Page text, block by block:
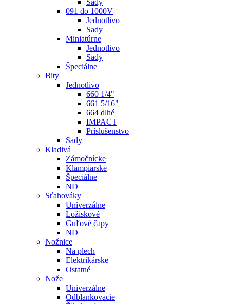
Sady
091 do 1000V
Jednotlivo
Sady
Miniatúrne
Jednotlivo
Sady
Špeciálne
Bity
Jednotlivo
660 1/4"
661 5/16"
664 dlhé
IMPACT
Príslušenstvo
Sady
Kladivá
Zámočnícke
Klampiarske
Špeciálne
ND
Sťahováky
Univerzálne
Ložiskové
Guľové čapy
ND
Nožnice
Na plech
Elektrikárske
Ostatné
Nože
Univerzálne
Odblankovacie